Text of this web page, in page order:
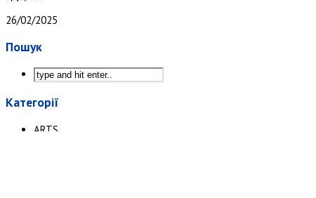
26/02/2025
Пошук
Категорії
ARTS